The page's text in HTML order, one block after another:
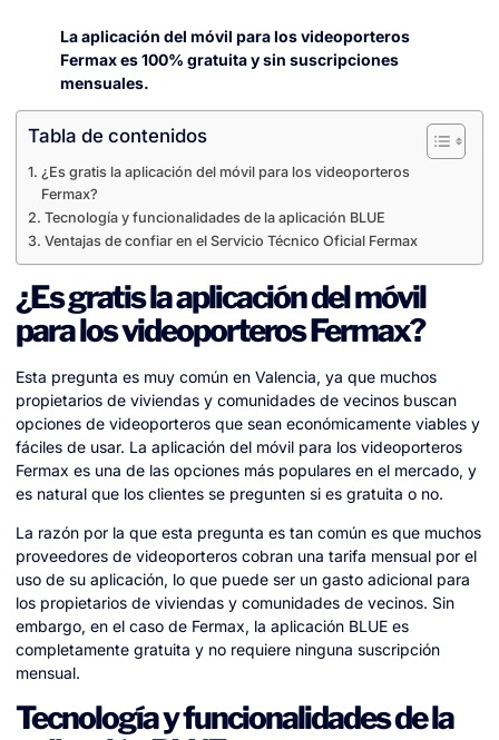
La aplicación del móvil para los videoporteros
Fermax es 100% gratuita y sin suscripciones
mensuales.
Tabla de contenidos
¿Es gratis la aplicación del móvil para los videoporteros
Fermax?
Tecnología y funcionalidades de la aplicación BLUE
Ventajas de confiar en el Servicio Técnico Oficial Fermax
¿Es gratis la aplicación del móvil
para los videoporteros Fermax?
Esta pregunta es muy común en Valencia, ya que muchos
propietarios de viviendas y comunidades de vecinos buscan
opciones de videoporteros que sean económicamente viables y
fáciles de usar. La aplicación del móvil para los videoporteros
Fermax es una de las opciones más populares en el mercado, y
es natural que los clientes se pregunten si es gratuita o no.
La razón por la que esta pregunta es tan común es que muchos
proveedores de videoporteros cobran una tarifa mensual por el
uso de su aplicación, lo que puede ser un gasto adicional para
los propietarios de viviendas y comunidades de vecinos. Sin
embargo, en el caso de Fermax, la aplicación BLUE es
completamente gratuita y no requiere ninguna suscripción
mensual.
Tecnología y funcionalidades de la